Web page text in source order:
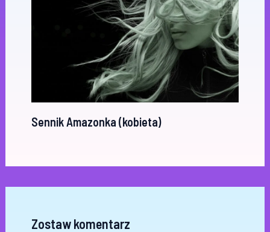
Sennik Amazonka (kobieta)
Zostaw komentarz